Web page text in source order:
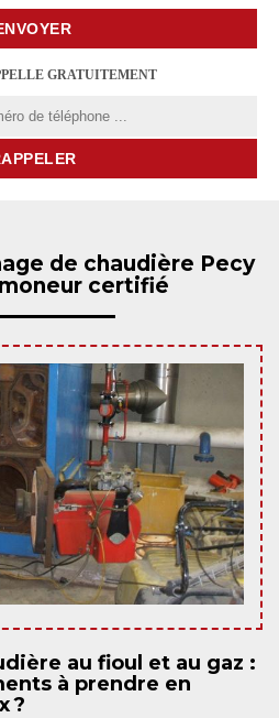
GRATUITEMENT
de chaudière Pecy
certifié
au fioul et au gaz :
à prendre en
?